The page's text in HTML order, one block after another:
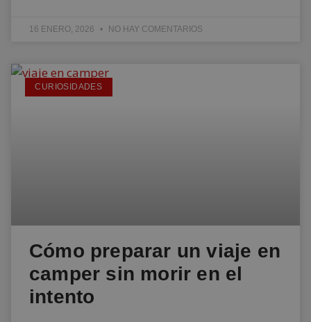
16 ENERO, 2026 NO HAY COMENTARIOS
CURIOSIDADES
Cómo preparar un viaje en
camper sin morir en el
intento